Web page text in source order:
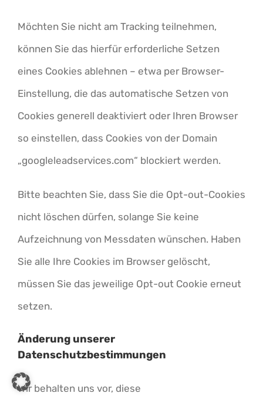
Möchten Sie nicht am Tracking teilnehmen,
können Sie das hierfür erforderliche Setzen
eines Cookies ablehnen – etwa per Browser-
Einstellung, die das automatische Setzen von
Cookies generell deaktiviert oder Ihren Browser
so einstellen, dass Cookies von der Domain
„googleleadservices.com“ blockiert werden.
Bitte beachten Sie, dass Sie die Opt-out-Cookies
nicht löschen dürfen, solange Sie keine
Aufzeichnung von Messdaten wünschen. Haben
Sie alle Ihre Cookies im Browser gelöscht,
müssen Sie das jeweilige Opt-out Cookie erneut
setzen.
Änderung unserer
Datenschutzbestimmungen
Wir behalten uns vor, diese